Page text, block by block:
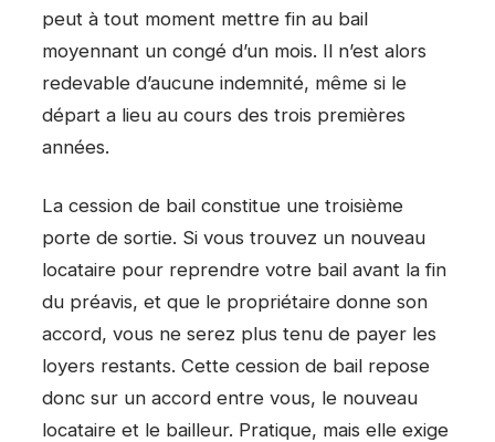
peut à tout moment mettre fin au bail
moyennant un congé d’un mois. Il n’est alors
redevable d’aucune indemnité, même si le
départ a lieu au cours des trois premières
années.
La cession de bail constitue une troisième
porte de sortie. Si vous trouvez un nouveau
locataire pour reprendre votre bail avant la fin
du préavis, et que le propriétaire donne son
accord, vous ne serez plus tenu de payer les
loyers restants. Cette cession de bail repose
donc sur un accord entre vous, le nouveau
locataire et le bailleur. Pratique, mais elle exige